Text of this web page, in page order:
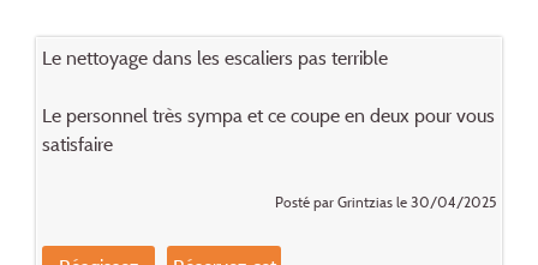
Le nettoyage dans les escaliers pas terrible
Le personnel très sympa et ce coupe en deux pour vous
satisfaire
Posté par Grintzias le 30/04/2025